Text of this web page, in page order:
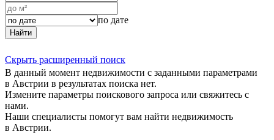
по дате
Найти
Скрыть расширенный поиск
В данный момент недвижимости с заданными параметрами
в Австрии в результатах поиска нет.
Измените параметры поискового запроса или свяжитесь с
нами.
Наши специалисты помогут вам найти недвижимость
в Австрии.